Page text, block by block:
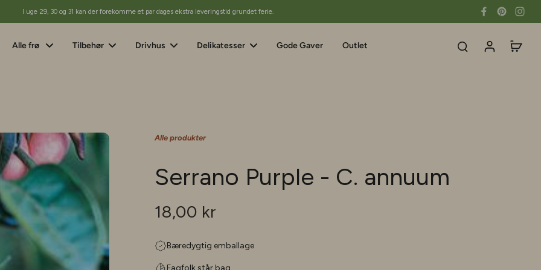
I uge 29, 30 og 31 kan der forekomme et par dages ekstra leveringstid grundet ferie.
Alle frø Tilbehør Drivhus Delikatesser Gode Gaver Outlet
Alle produkter
Serrano Purple - C. annuum
18,00 kr
Bæredygtig emballage
Fagfolk står bag